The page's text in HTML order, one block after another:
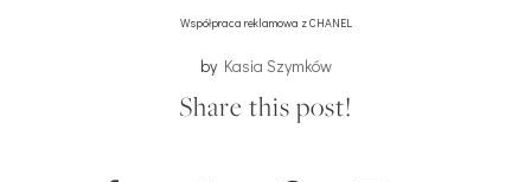
Współpraca reklamowa z CHANEL
by Kasia Szymków
Share this post!